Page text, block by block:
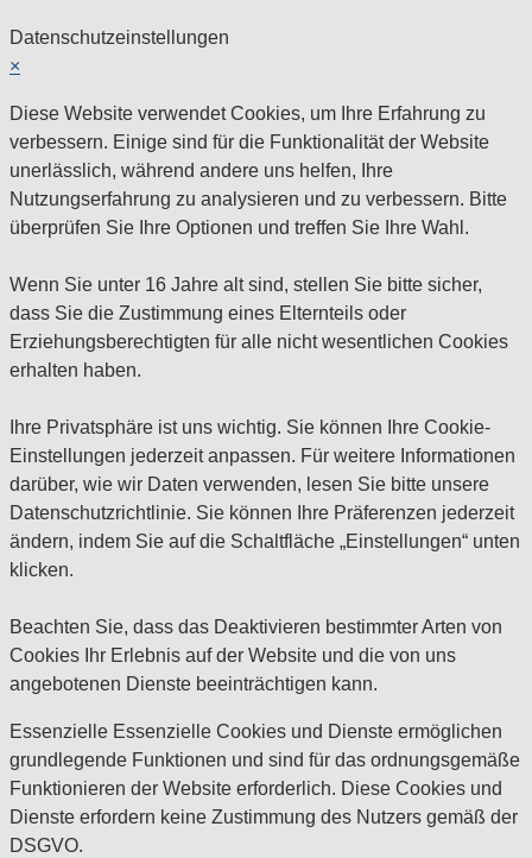
Datenschutzeinstellungen
×
Diese Website verwendet Cookies, um Ihre Erfahrung zu
verbessern. Einige sind für die Funktionalität der Website
unerlässlich, während andere uns helfen, Ihre
Nutzungserfahrung zu analysieren und zu verbessern. Bitte
überprüfen Sie Ihre Optionen und treffen Sie Ihre Wahl.
Wenn Sie unter 16 Jahre alt sind, stellen Sie bitte sicher,
dass Sie die Zustimmung eines Elternteils oder
Erziehungsberechtigten für alle nicht wesentlichen Cookies
erhalten haben.
Ihre Privatsphäre ist uns wichtig. Sie können Ihre Cookie-
Einstellungen jederzeit anpassen. Für weitere Informationen
darüber, wie wir Daten verwenden, lesen Sie bitte unsere
Datenschutzrichtlinie. Sie können Ihre Präferenzen jederzeit
ändern, indem Sie auf die Schaltfläche „Einstellungen“ unten
klicken.
Beachten Sie, dass das Deaktivieren bestimmter Arten von
Cookies Ihr Erlebnis auf der Website und die von uns
angebotenen Dienste beeinträchtigen kann.
Essenzielle Essenzielle Cookies und Dienste ermöglichen
grundlegende Funktionen und sind für das ordnungsgemäße
Funktionieren der Website erforderlich. Diese Cookies und
Dienste erfordern keine Zustimmung des Nutzers gemäß der
DSGVO.